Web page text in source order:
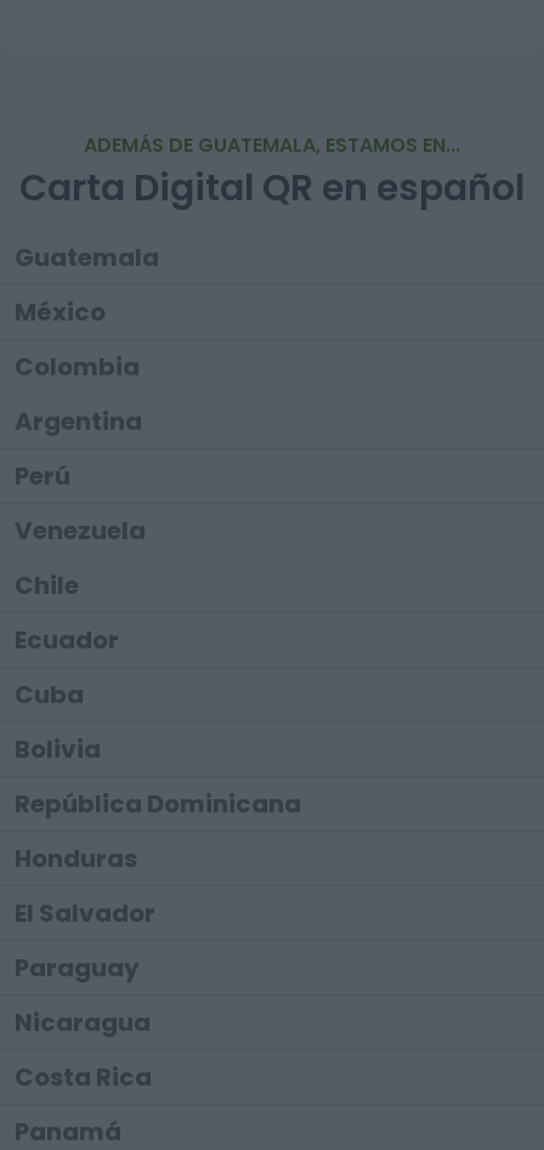
ADEMÁS DE GUATEMALA, ESTAMOS EN...
Carta Digital QR en español
Guatemala
México
Colombia
Argentina
Perú
Venezuela
Chile
Ecuador
Cuba
Bolivia
República Dominicana
Honduras
El Salvador
Paraguay
Nicaragua
Costa Rica
Panamá